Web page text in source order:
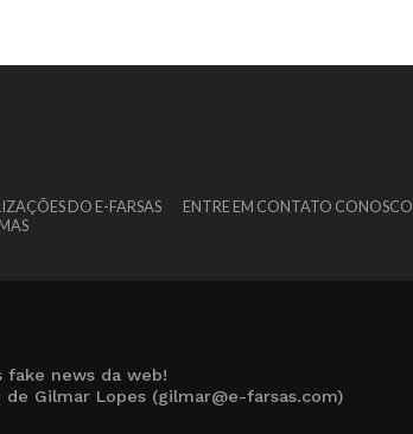
DO E-FARSAS ENTRE EM CONTATO CONOSCO
fake news da web!
Gilmar Lopes (gilmar@e-farsas.com)